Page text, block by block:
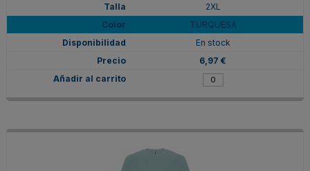
2XL
TURQUESA
En stock
6,97 €